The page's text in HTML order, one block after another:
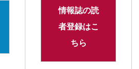
情報誌の読
者登録はこ
ちら